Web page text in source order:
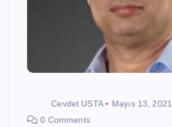
Cevdet USTA
Mayıs 13, 2021
0 Comments